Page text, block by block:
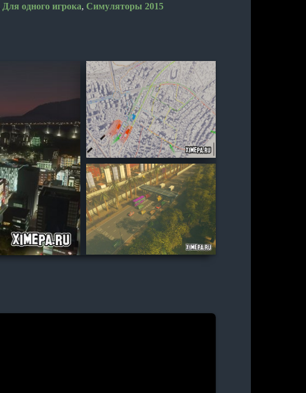
Для одного игрока, Симуляторы 2015